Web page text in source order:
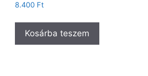
8.400 Ft
Kosárba teszem